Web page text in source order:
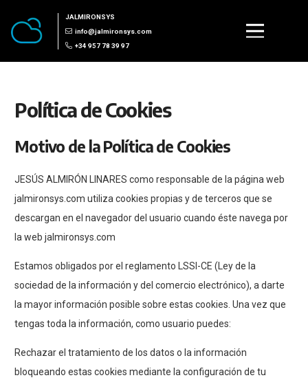
JALMIRONSYS
info@jalmironsys.com
+34 957 78 39 97
Política de Cookies
Motivo de la Política de Cookies
JESÚS ALMIRÓN LINARES como responsable de la página web
jalmironsys.com utiliza cookies propias y de terceros que se
descargan en el navegador del usuario cuando éste navega por
la web jalmironsys.com
Estamos obligados por el reglamento LSSI-CE (Ley de la
sociedad de la información y del comercio electrónico), a darte
la mayor información posible sobre estas cookies. Una vez que
tengas toda la información, como usuario puedes:
Rechazar el tratamiento de los datos o la información
bloqueando estas cookies mediante la configuración de tu